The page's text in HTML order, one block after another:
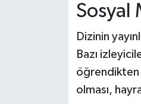
Sosyal
Dizinin
Bazı
öğrendikten
olması,